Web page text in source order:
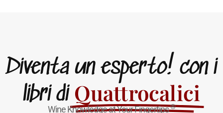
Diventa un esperto! con i
libri di Quattrocalici
Wine Knowledge at Your Fingertips®